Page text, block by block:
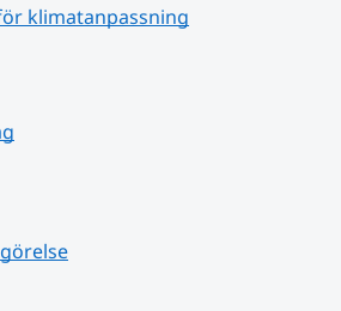
klimatanpassning